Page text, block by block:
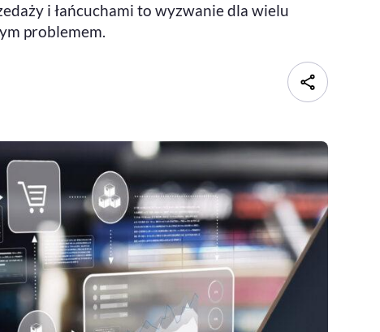
i łańcuchami to wyzwanie dla wielu
problemem.